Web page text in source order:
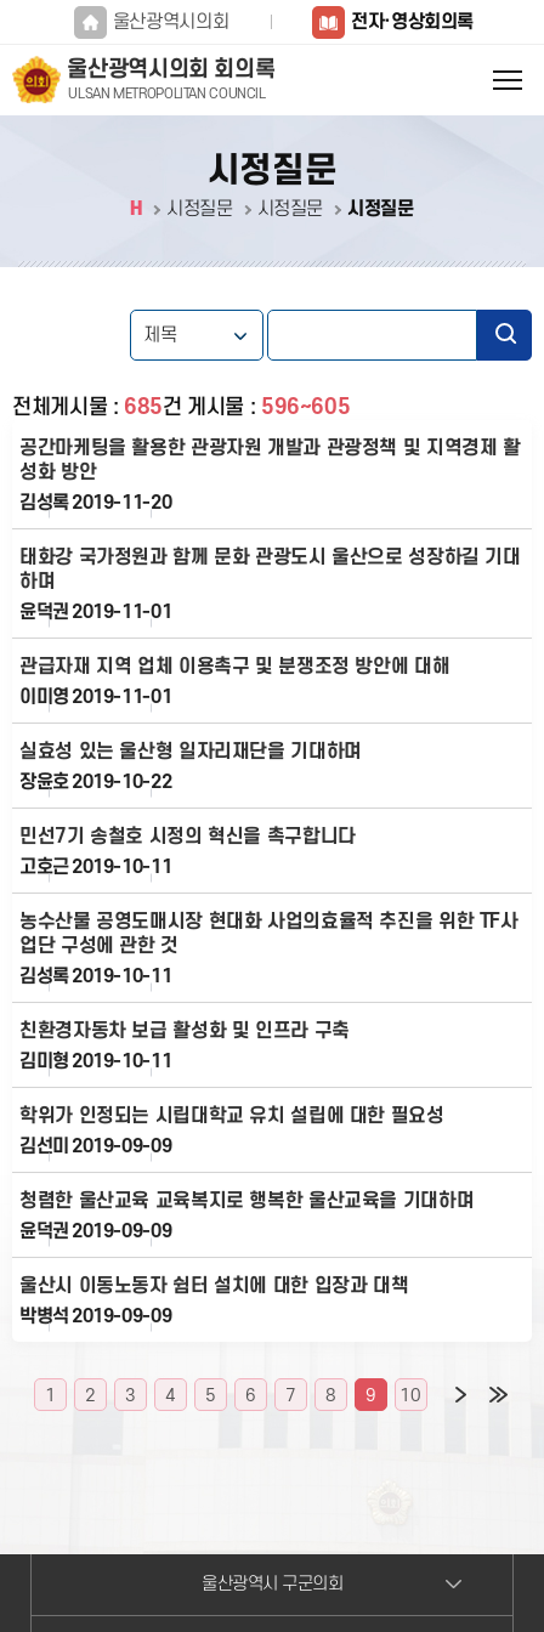
본문바로가기 울산광역시의회 전자·영상회의록
울산광역시의회 회의록
ULSAN METROPOLITAN COUNCIL
시정질문
H 시정질문 시정질문 시정질문
전체게시물 : 685건 게시물 : 596~605
공간마케팅을 활용한 관광자원 개발과 관광정책 및 지역경제 활
성화 방안
김성록2019-11-20
태화강 국가정원과 함께 문화 관광도시 울산으로 성장하길 기대
하며
윤덕권 2019-11-01
관급자재 지역 업체 이용촉구 및 분쟁조정 방안에 대해
이미영 2019-11-01
실효성 있는 울산형 일자리재단을 기대하며
장윤호2019-10-22
민선7기 송철호 시정의 혁신을 촉구합니다
고호근2019-10-11
농수산물 공영도매시장 현대화 사업의효율적 추진을 위한 TF사
업단 구성에 관한 것
김성록2019-10-11
친환경자동차 보급 활성화 및 인프라 구축
김미형 2019-10-11
학위가 인정되는 시립대학교 유치 설립에 대한 필요성
김선미 2019-09-09
청렴한 울산교육 교육복지로 행복한 울산교육을 기대하며
윤덕권 2019-09-09
울산시 이동노동자 쉼터 설치에 대한 입장과 대책
박병석 2019-09-09
1 2 3 4 5 6 7 8 9 10
울산광역시 구군의회